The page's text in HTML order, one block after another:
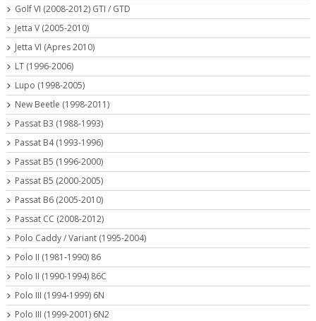
Golf VI (2008-2012) GTI / GTD
Jetta V (2005-2010)
Jetta VI (Apres 2010)
LT (1996-2006)
Lupo (1998-2005)
New Beetle (1998-2011)
Passat B3 (1988-1993)
Passat B4 (1993-1996)
Passat B5 (1996-2000)
Passat B5 (2000-2005)
Passat B6 (2005-2010)
Passat CC (2008-2012)
Polo Caddy / Variant (1995-2004)
Polo II (1981-1990) 86
Polo II (1990-1994) 86C
Polo III (1994-1999) 6N
Polo III (1999-2001) 6N2